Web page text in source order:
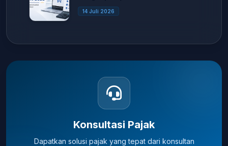
Seller Marketplace
14 Juli 2026
Konsultasi Pajak
Dapatkan solusi pajak yang tepat dari konsultan